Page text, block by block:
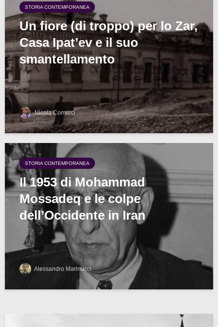
STORIA CONTEMPORANEA
Un fiore (di troppo) per lo Zar,
Casa Ipat’ev e il suo
smantellamento
Nicola Comerci
STORIA CONTEMPORANEA
Il 1953 di Mohammad
Mossadeq e le colpe
dell’Occidente in Iran
Alessandro Marinucci